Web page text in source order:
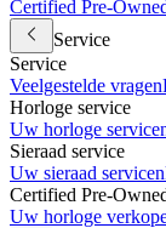
Certified Pre-
Service
Service
Veelgestelde vragen
Horloge service
Uw horloge
Sieraad service
Uw sieraad servicen
Certified Pre-
Uw horloge